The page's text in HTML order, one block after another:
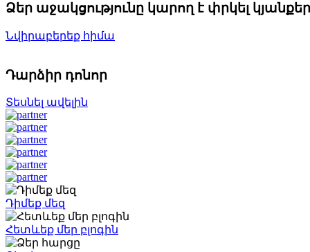
Ձեր աջակցությունը կարող է փրկել կյանքեր
Նվիրաբերեք հիմա
Դարձիր դոնոր
Տեսնել ավելին
Դիմեք մեզ
Հետևեք մեր բլոգին